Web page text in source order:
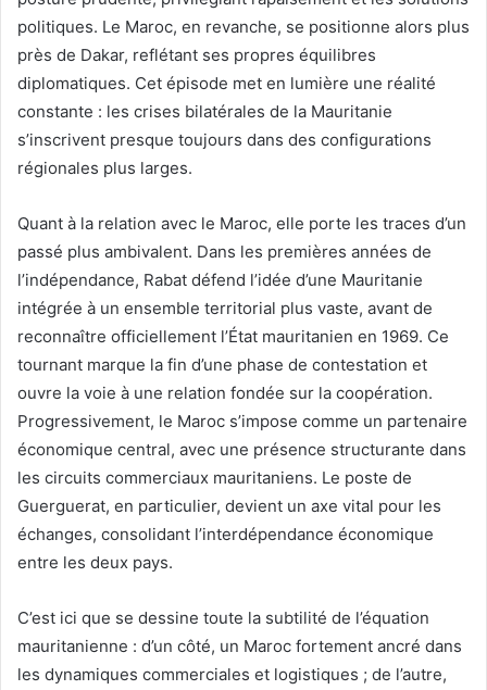
politiques. Le Maroc, en revanche, se positionne alors plus
près de Dakar, reflétant ses propres équilibres
diplomatiques. Cet épisode met en lumière une réalité
constante : les crises bilatérales de la Mauritanie
s’inscrivent presque toujours dans des configurations
régionales plus larges.
Quant à la relation avec le Maroc, elle porte les traces d’un
passé plus ambivalent. Dans les premières années de
l’indépendance, Rabat défend l’idée d’une Mauritanie
intégrée à un ensemble territorial plus vaste, avant de
reconnaître officiellement l’État mauritanien en 1969. Ce
tournant marque la fin d’une phase de contestation et
ouvre la voie à une relation fondée sur la coopération.
Progressivement, le Maroc s’impose comme un partenaire
économique central, avec une présence structurante dans
les circuits commerciaux mauritaniens. Le poste de
Guerguerat, en particulier, devient un axe vital pour les
échanges, consolidant l’interdépendance économique
entre les deux pays.
C’est ici que se dessine toute la subtilité de l’équation
mauritanienne : d’un côté, un Maroc fortement ancré dans
les dynamiques commerciales et logistiques ; de l’autre,